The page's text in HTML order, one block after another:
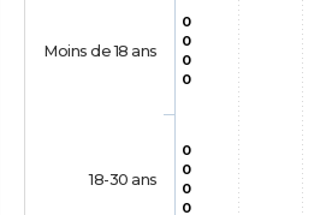
0
0
0
0
0
0
0
0
Moins de 18 ans
18-30 ans